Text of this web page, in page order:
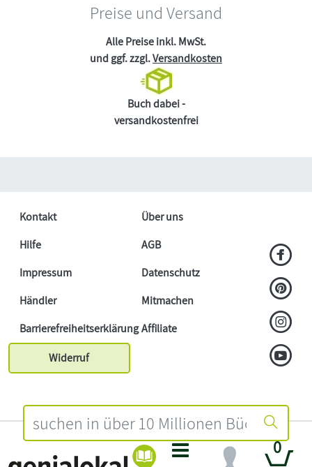
0
Preise und Versand
Alle Preise inkl. MwSt.
und ggf. zzgl.Versandkosten
Buch dabei -
versandkostenfrei
Kontakt
Über uns
Hilfe
AGB
Impressum
Datenschutz
Händler
Mitmachen
BarrierefreiheitserklärungAffiliate
Widerruf